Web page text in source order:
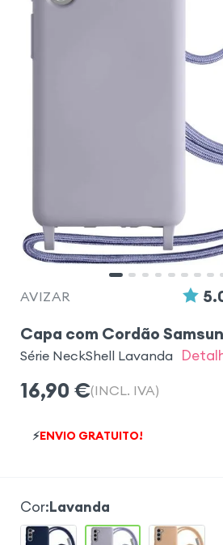
AVIZAR
Capa com Cordão
Série NeckShell Lavanda
16,90 €(INCL. IVA)
⚡ENVIO GRATUITO!
Cor:Lavanda